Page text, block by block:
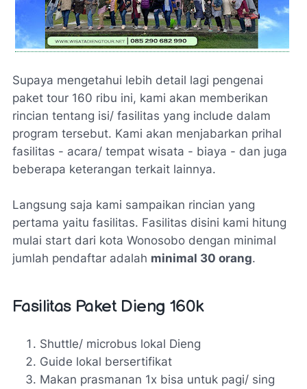
Supaya mengetahui lebih detail lagi pengenai
paket tour 160 ribu ini, kami akan memberikan
rincian tentang isi/ fasilitas yang include dalam
program tersebut. Kami akan menjabarkan prihal
fasilitas - acara/ tempat wisata - biaya - dan juga
beberapa keterangan terkait lainnya.
Langsung saja kami sampaikan rincian yang
pertama yaitu fasilitas. Fasilitas disini kami hitung
mulai start dari kota Wonosobo dengan minimal
jumlah pendaftar adalah minimal 30 orang.
Fasilitas Paket Dieng 160k
Shuttle/ microbus lokal Dieng
Guide lokal bersertifikat
Makan prasmanan 1x bisa untuk pagi/ sing